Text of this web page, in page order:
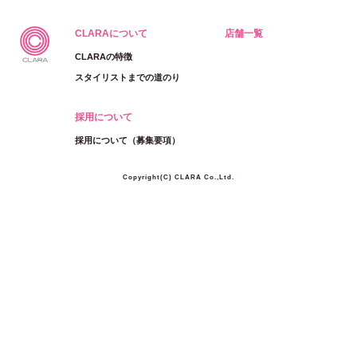
CLARAについて
CLARAの特徴
スタイリストまでの道のり
店舗一覧
採用について
採用について（募集要項）
Copyright(C) CLARA Co.,Ltd.